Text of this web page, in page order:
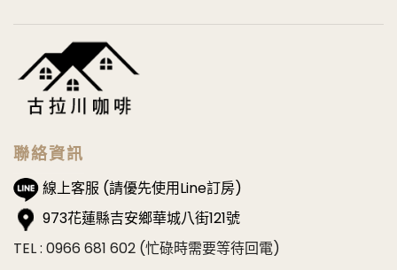
聯絡資訊
線上客服 (請優先使用Line訂房)
973花蓮縣吉安鄉華城八街121號
TEL : 0966 681 602 (忙碌時需要等待回電)